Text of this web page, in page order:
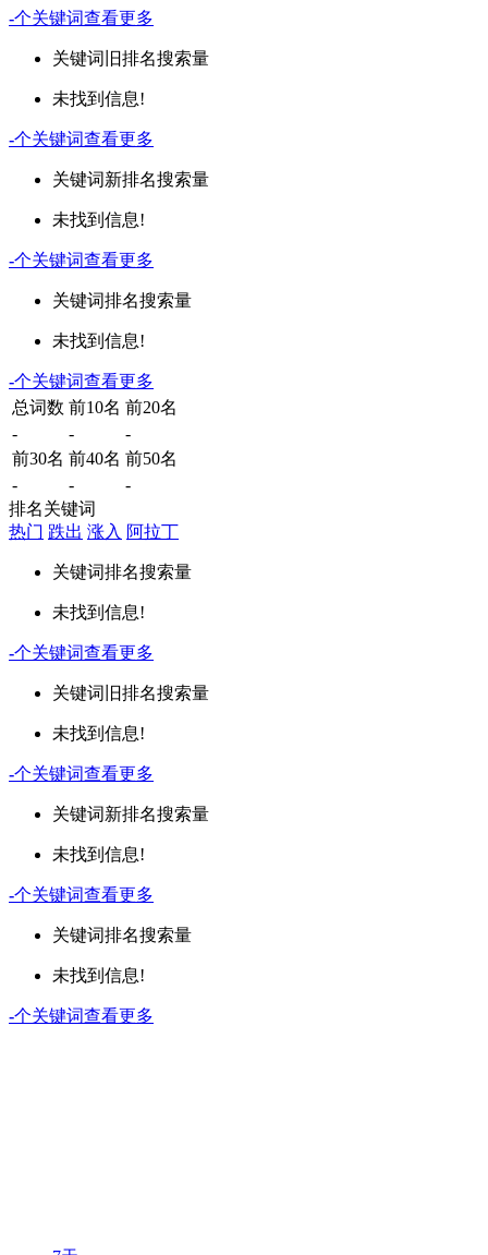
-个关键词查看更多
关键词 旧排名搜索量
未找到信息!
-个关键词查看更多
关键词新排名搜索量
未找到信息!
-个关键词查看更多
关键词排名搜索量
未找到信息!
-个关键词查看更多
总词数 前10名 前20名
-
-
-
前30名 前40名 前50名
-
-
-
排名关键词
热门 跌出 涨入 阿拉丁
关键词排名搜索量
未找到信息!
-个关键词查看更多
关键词 旧排名搜索量
未找到信息!
-个关键词查看更多
关键词新排名搜索量
未找到信息!
-个关键词查看更多
关键词排名搜索量
未找到信息!
-个关键词查看更多